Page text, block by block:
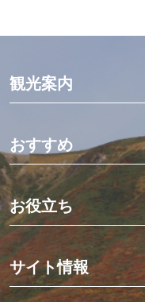
観光案内
モデルコース
観光・体験
宿泊予約
イベント
アクセス
おすすめ
イワナ料理を食べ
初めての栗駒山と
世界にひとつだけ
星空観測と世界谷
歴史を紡ぐ場所、
冬の花山湖でワカ
お役立ち
くりはらでしたい
栗原の見ごろ
デジタルマップ
サイト情報